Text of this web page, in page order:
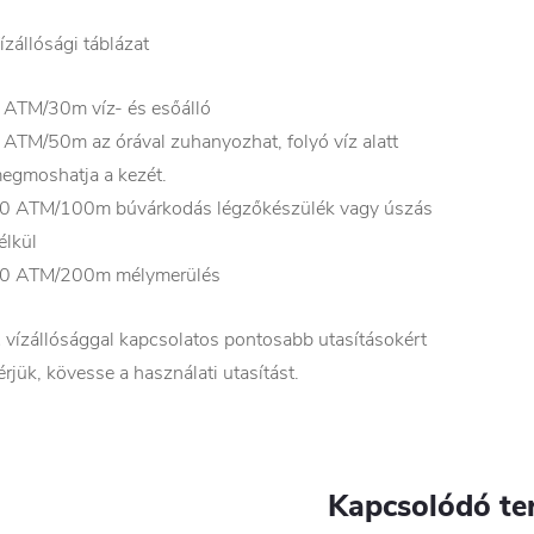
táblázat
30m víz- és esőálló
50m az órával zuhanyozhat, folyó víz alatt
a kezét.
ATM/100m búvárkodás légzőkészülék vagy úszás
ATM/200m mélymerülés
vízállósággal kapcsolatos pontosabb utasításokért
kövesse a használati utasítást.
Kapcsolódó